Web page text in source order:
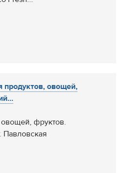
продуктов, овощей,
овощей, фруктов.
Павловская